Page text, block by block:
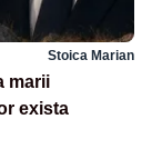
Stoica Marian
marii
exista